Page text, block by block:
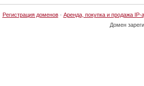
Регистрация доменов· Аренда, покупка и продажа IP-
Домен